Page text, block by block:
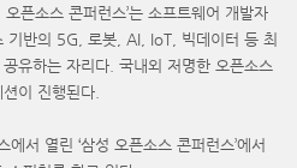
픈소스 콘퍼런스’는 소프트웨어 개발자
기반의 5G, 로봇, AI, IoT, 빅데이터 등 최
유하는 자리다. 국내외 저명한 오픈소스
이 진행된다.
서 열린 ‘삼성 오픈소스 콘퍼런스’에서